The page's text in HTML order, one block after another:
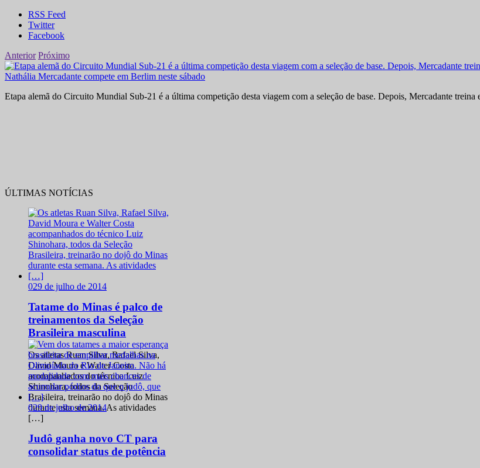
RSS Feed
Twitter
Facebook
Anterior Próximo
Nathália Mercadante compete em Berlim neste sábado
Etapa alemã do Circuito Mundial Sub-21 é a última competição desta viagem com a seleção de base. Depois, Mercadante
ÚLTIMAS NOTÍCIAS
029 de julho de 2014
Tatame do Minas é palco de
treinamentos da Seleção
Brasileira masculina
Os atletas Ruan Silva, Rafael Silva,
David Moura e Walter Costa
acompanhados do técnico Luiz
Shinohara, todos da Seleção
Brasileira, treinarão no dojô do Minas
durante esta semana. As atividades
[…]
029 de julho de 2014
Judô ganha novo CT para
consolidar status de potência